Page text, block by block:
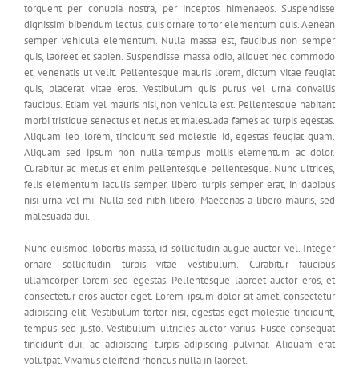
torquent per conubia nostra, per inceptos himenaeos. Suspendisse
dignissim bibendum lectus, quis ornare tortor elementum quis. Aenean
semper vehicula elementum. Nulla massa est, faucibus non semper
quis, laoreet et sapien. Suspendisse massa odio, aliquet nec commodo
et, venenatis ut velit. Pellentesque mauris lorem, dictum vitae feugiat
quis, placerat vitae eros. Vestibulum quis purus vel urna convallis
faucibus. Etiam vel mauris nisi, non vehicula est. Pellentesque habitant
morbi tristique senectus et netus et malesuada fames ac turpis egestas.
Aliquam leo lorem, tincidunt sed molestie id, egestas feugiat quam.
Aliquam sed ipsum non nulla tempus mollis elementum ac dolor.
Curabitur ac metus et enim pellentesque pellentesque. Nunc ultrices,
felis elementum iaculis semper, libero turpis semper erat, in dapibus
nisi urna vel mi. Nulla sed nibh libero. Maecenas a libero mauris, sed
malesuada dui.
Nunc euismod lobortis massa, id sollicitudin augue auctor vel. Integer
ornare sollicitudin turpis vitae vestibulum. Curabitur faucibus
ullamcorper lorem sed egestas. Pellentesque laoreet auctor eros, et
consectetur eros auctor eget. Lorem ipsum dolor sit amet, consectetur
adipiscing elit. Vestibulum tortor nisi, egestas eget molestie tincidunt,
tempus sed justo. Vestibulum ultricies auctor varius. Fusce consequat
tincidunt dui, ac adipiscing turpis adipiscing pulvinar. Aliquam erat
volutpat. Vivamus eleifend rhoncus nulla in laoreet.